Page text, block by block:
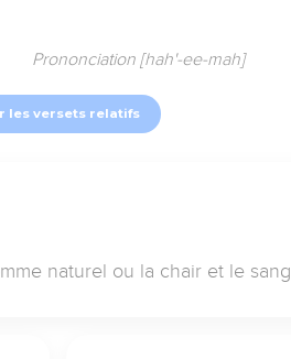
Prononciation [hah'-ee-mah]
les versets relatifs
naturel ou la chair et le sang